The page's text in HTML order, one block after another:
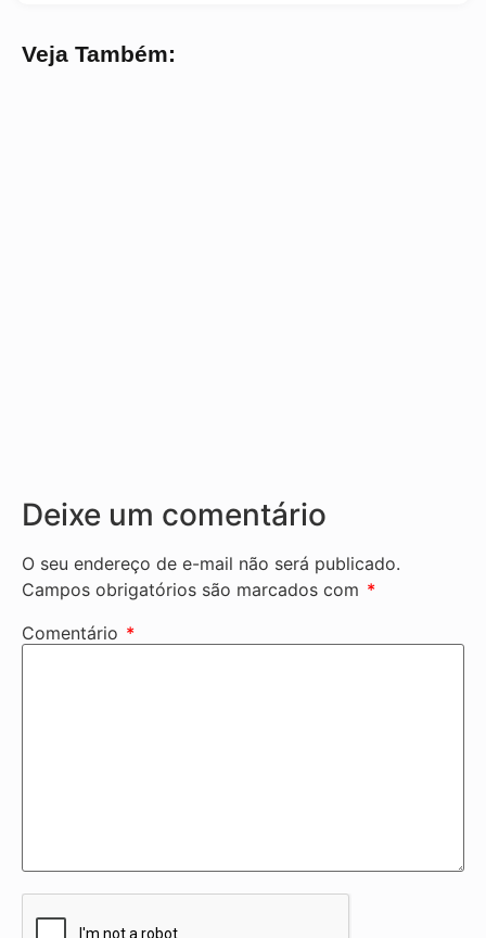
Veja Também:
Deixe um comentário
O seu endereço de e-mail não será publicado.
Campos obrigatórios são marcados com *
Comentário *